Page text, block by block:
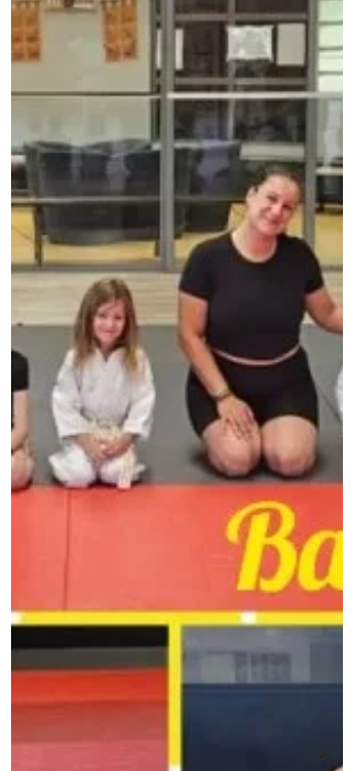
𝘽𝙍𝙀𝙑𝙀𝙏 𝙙𝙚𝙨 𝘾𝙊𝙇𝙇È𝙂𝙀𝙎 CHARLIE
JOURDAIN – Mention B LEYLA DUBOIS –
Mention TB É𝙋𝙍𝙀𝙐𝙑𝙀𝙎 𝘼𝙉𝙏𝙄𝘾𝙄𝙋É𝙀𝙎 𝙙𝙪
𝘽𝘼𝘾𝘾𝘼𝙇𝘼𝙐𝙍É𝘼𝙏 NINA BALIGAND
AMBRE RUBEL PAULINE SULPICE BAPTISTE
BOLLON ENZO BATTIER-MAGNIN Le travail,
la persévérance et la discipline sont des valeurs